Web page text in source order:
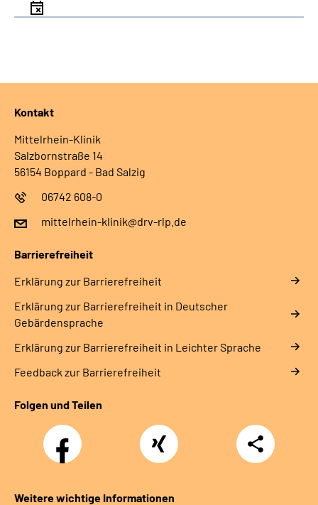
Kontakt
Mittelrhein-Klinik
Salzbornstraße 14
56154 Boppard - Bad Salzig
06742 608-0
mittelrhein-klinik@drv-rlp.de
Barrierefreiheit
Erklärung zur Barrierefreiheit
Erklärung zur Barrierefreiheit in Deutscher
Gebärdensprache
Erklärung zur Barrierefreiheit in Leichter Sprache
Feedback zur Barrierefreiheit
Folgen und Teilen
Facebook Xing
Teilen
Weitere wichtige Informationen